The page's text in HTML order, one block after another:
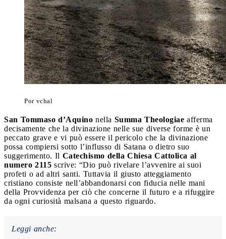
Por vchal
San Tommaso d’Aquino nella Summa Theologiae afferma
decisamente che la divinazione nelle sue diverse forme è un
peccato grave e vi può essere il pericolo che la divinazione
possa compiersi sotto l’influsso di Satana o dietro suo
suggerimento. Il Catechismo della Chiesa Cattolica al
numero 2115 scrive: “Dio può rivelare l’avvenire ai suoi
profeti o ad altri santi. Tuttavia il giusto atteggiamento
cristiano consiste nell’abbandonarsi con fiducia nelle mani
della Provvidenza per ciò che concerne il futuro e a rifuggire
da ogni curiosità malsana a questo riguardo.
Leggi anche: